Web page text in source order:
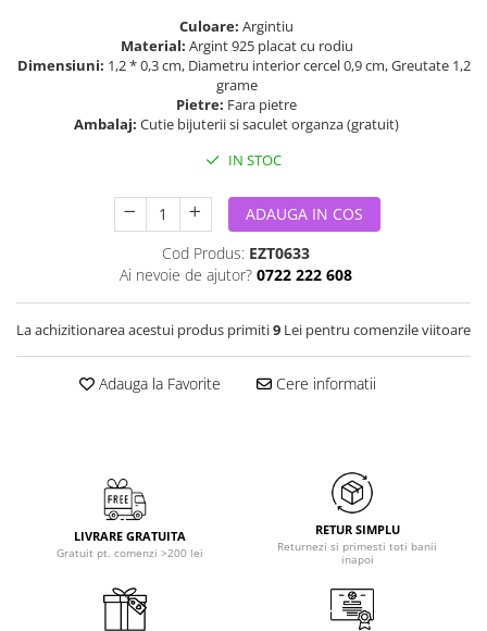
Culoare: Argintiu
Material: Argint 925 placat cu rodiu
Dimensiuni: 1,2 * 0,3 cm, Diametru interior cercel 0,9 cm, Greutate 1,2
grame
Pietre: Fara pietre
Ambalaj: Cutie bijuterii si saculet organza (gratuit)
IN STOC
ADAUGA IN COS
Cod Produs: EZT0633
Ai nevoie de ajutor? 0722 222 608
La achizitionarea acestui produs primiti9 Lei pentru comenzile viitoare
Adauga la Favorite Cere informatii
LIVRARE GRATUITA
Gratuit pt. comenzi >200 lei
RETUR SIMPLU
Returnezi si primesti toti banii
inapoi